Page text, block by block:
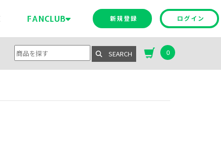
FANCLUB 新規登録 ログイン
SEARCH 0